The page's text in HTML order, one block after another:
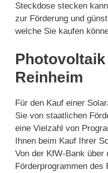
Steckdose stecken
zur Förderung und
welche Sie kaufen
Reinheim
Für den Kauf einer
Sie von staatlichen
eine Vielzahl von
Ihnen beim Kauf Ihrer
Von der KfW-Bank über
Förderprogrammen des